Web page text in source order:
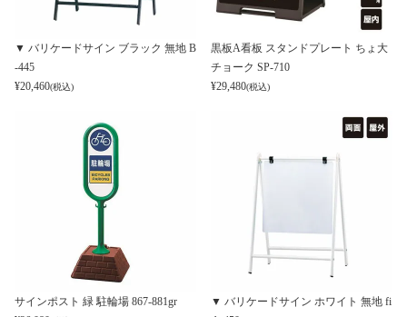
▼ バリケードサイン ブラック 無地 B
-445
¥20,460(税込)
黒板A看板 スタンドプレート ちょ大
チョーク SP-710
¥29,480(税込)
サインポスト 緑 駐輪場 867-881gr
▼ バリケードサイン ホワイト 無地 fi